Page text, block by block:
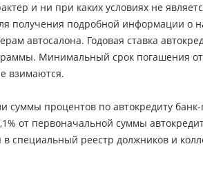
и ни при каких условиях не
получения подробной информации о
автосалона. Годовая ставка
Минимальный срок погашения
взимаются.
процентов по автокредиту банк-
от первоначальной суммы
реестр должников и